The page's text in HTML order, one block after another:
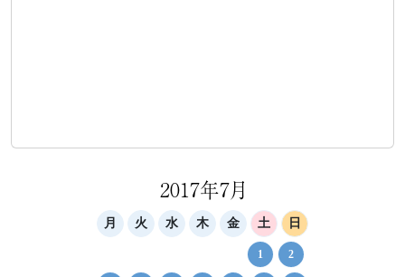
2017年7月
月 火 水 木 金 土 日
1 2